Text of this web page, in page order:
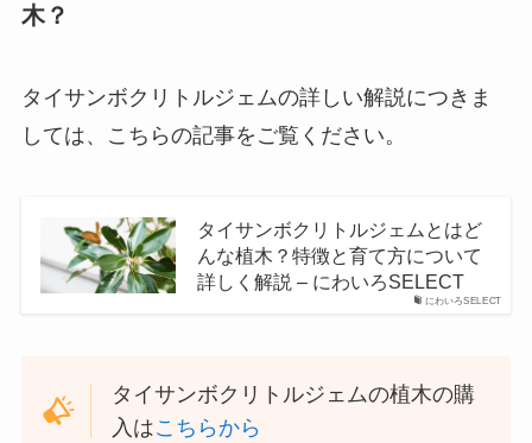
木？
タイサンボクリトルジェムの詳しい解説につきま
しては、こちらの記事をご覧ください。
にわいろSELECT
タイサンボクリトルジェムとはど
んな植木？特徴と育て方について
詳しく解説 – にわいろSELECT
タイサンボクリトルジェムの植木の購
入はこちらから